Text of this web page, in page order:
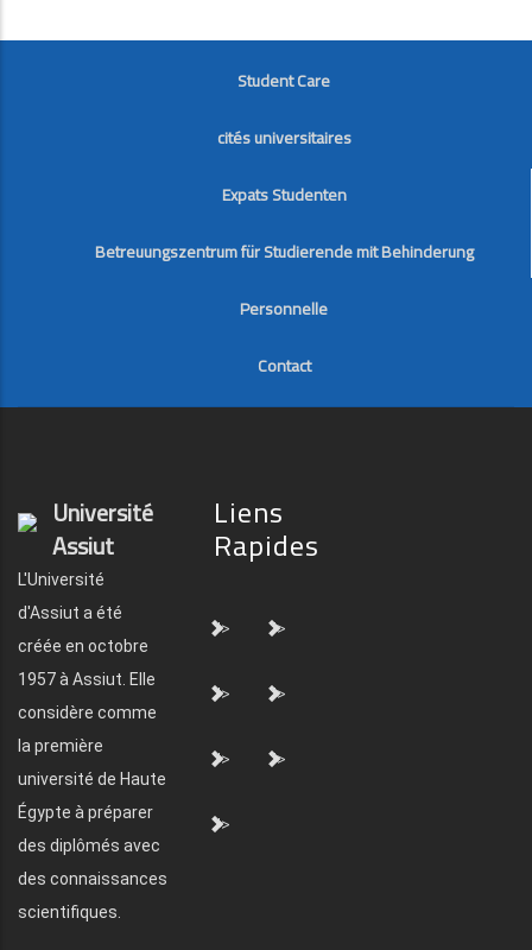
FOOTER
Student Care
cités universitaires
Expats Studenten
Betreuungszentrum für Studierende mit Behinderung
Personnelle
Contact
Université
Assiut
L'Université
d'Assiut a été
créée en octobre
1957 à Assiut. Elle
considère comme
la première
université de Haute
Égypte à préparer
des diplômés avec
des connaissances
scientifiques.
Liens
Rapides
"> ">
"> ">
"> ">
">